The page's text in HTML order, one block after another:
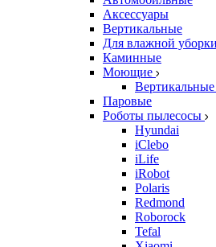
Аксессуары
Вертикальные
Для влажной уборки
Каминные
Моющие
Паровые
Роботы пылесосы
Hyundai
iClebo
iLife
iRobot
Polaris
Redmond
Roborock
Tefal